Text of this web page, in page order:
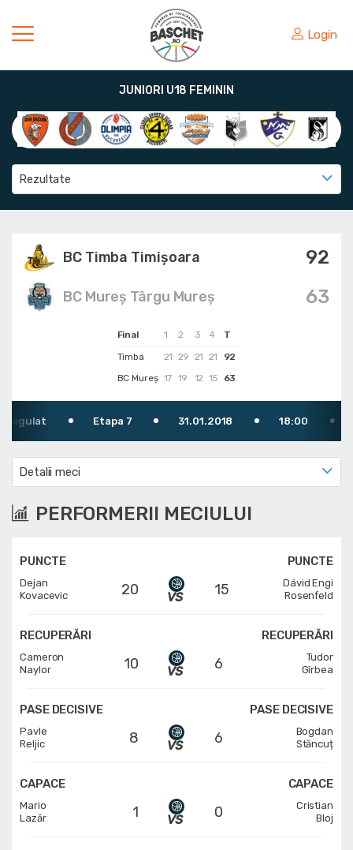
Login
JUNIORI U18 FEMININ
Rezultate
BC Timba Timişoara 92
Final 1 2 3 4
T
Timba
21 29 21 21
92
BC Mureș 17 19 12 15 63
63
BC Mureș Târgu Mureș
Etapa 7 31.01.2018 18:00
Detalii meci
PERFORMERII MECIULUI
PUNCTE
Dejan
Kovacevic
20
PUNCTE
15
Dávid Engi
Rosenfeld
RECUPERĂRI
Cameron
Naylor
10
RECUPERĂRI
6
Tudor
Gîrbea
PASE DECISIVE
Pavle
Reljic
8
PASE DECISIVE
6
Bogdan
Stăncuț
CAPACE
Mario
Lazăr
1
CAPACE
0
Cristian
Bloj